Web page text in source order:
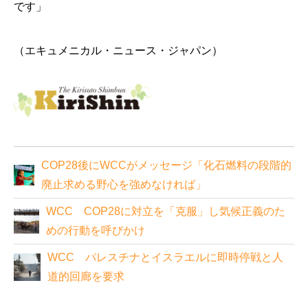
です」
（エキュメニカル・ニュース・ジャパン）
COP28後にWCCがメッセージ「化石燃料の段階的
廃止求める野心を強めなければ」
WCC COP28に対立を「克服」し気候正義のた
めの行動を呼びかけ
WCC パレスチナとイスラエルに即時停戦と人
道的回廊を要求